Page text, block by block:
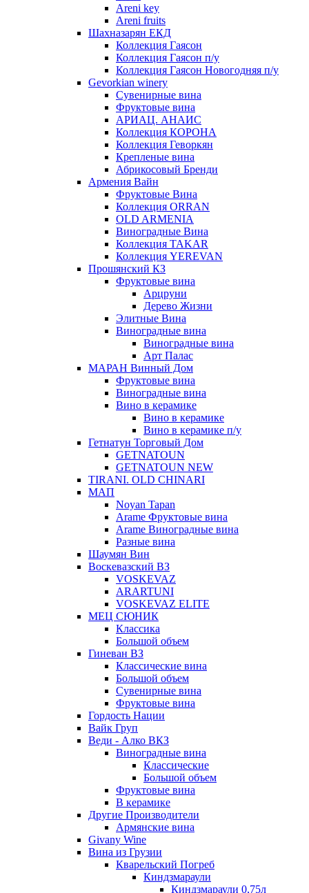
Areni key
Areni fruits
Шахназарян ЕКД
Коллекция Гаясон
Коллекция Гаясон п/у
Коллекция Гаясон Новогодняя п/у
Gevorkian winery
Сувенирные вина
Фруктовые вина
АРИАЦ. АНАИС
Коллекция КОРОНА
Коллекция Геворкян
Крепленые вина
Абрикосовый Бренди
Армения Вайн
Фруктовые Вина
Коллекция ORRAN
OLD ARMENIA
Виноградные Вина
Коллекция TAKAR
Коллекция YEREVAN
Прошянский КЗ
Фруктовые вина
Арцруни
Дерево Жизни
Элитные Вина
Виноградные вина
Виноградные вина
Арт Палас
МАРАН Винный Дом
Фруктовые вина
Виноградные вина
Вино в керамике
Вино в керамике
Вино в керамике п/у
Гетнатун Торговый Дом
GETNATOUN
GETNATOUN NEW
TIRANI. OLD CHINARI
МАП
Noyan Tapan
Arame Фруктовые вина
Arame Виноградные вина
Разные вина
Шаумян Вин
Воскевазский ВЗ
VOSKEVAZ
ARARTUNI
VOSKEVAZ ELITE
МЕЦ СЮНИК
Классика
Большой объем
Гиневан ВЗ
Классические вина
Большой объем
Сувенирные вина
Фруктовые вина
Гордость Нации
Вайк Груп
Веди - Алко ВКЗ
Виноградные вина
Классические
Большой объем
Фруктовые вина
В керамике
Другие Производители
Армянские вина
Givany Wine
Вина из Грузии
Кварельский Погреб
Киндзмараули
Киндзмараули 0,75л